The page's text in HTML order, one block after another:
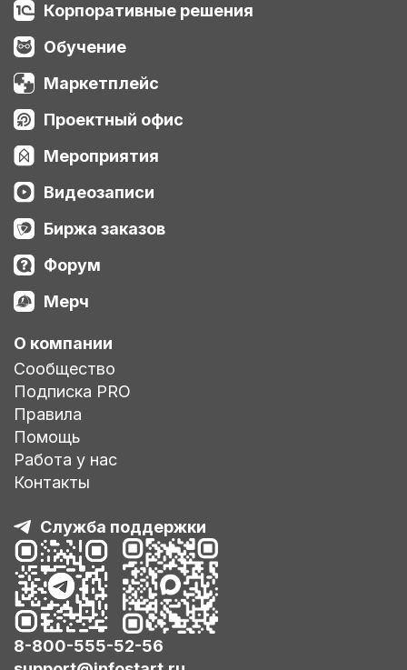
Корпоративные решения
Обучение
Маркетплейс
Проектный офис
Мероприятия
Видеозаписи
Биржа заказов
Форум
Мерч
О компании
Сообщество
Подписка PRO
Правила
Помощь
Работа у нас
Контакты
Служба поддержки
8-800-555-52-56